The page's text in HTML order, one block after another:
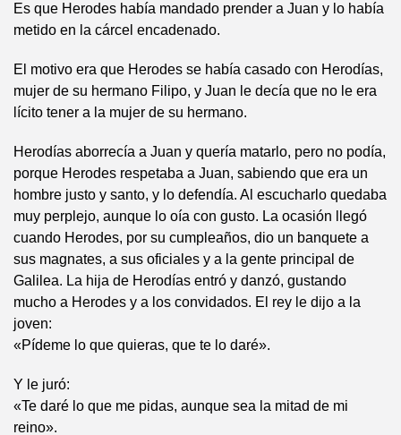
Es que Herodes había mandado prender a Juan y lo había
metido en la cárcel encadenado.
El motivo era que Herodes se había casado con Herodías,
mujer de su hermano Filipo, y Juan le decía que no le era
lícito tener a la mujer de su hermano.
Herodías aborrecía a Juan y quería matarlo, pero no podía,
porque Herodes respetaba a Juan, sabiendo que era un
hombre justo y santo, y lo defendía. Al escucharlo quedaba
muy perplejo, aunque lo oía con gusto. La ocasión llegó
cuando Herodes, por su cumpleaños, dio un banquete a
sus magnates, a sus oficiales y a la gente principal de
Galilea. La hija de Herodías entró y danzó, gustando
mucho a Herodes y a los convidados. El rey le dijo a la
joven:
«Pídeme lo que quieras, que te lo daré».
Y le juró:
«Te daré lo que me pidas, aunque sea la mitad de mi
reino».